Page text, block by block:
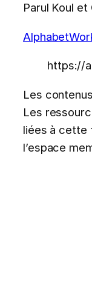
Parul Koul et
https://
Les
Les
liées à cette
l’espace